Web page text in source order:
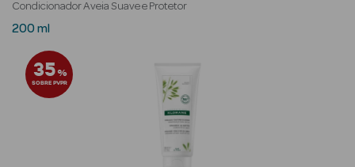
Beauty Season
Beauty Season
Cosmética
Condicionador Aveia Suave e Protetor
200 ml
35%
SOBRE PVPR